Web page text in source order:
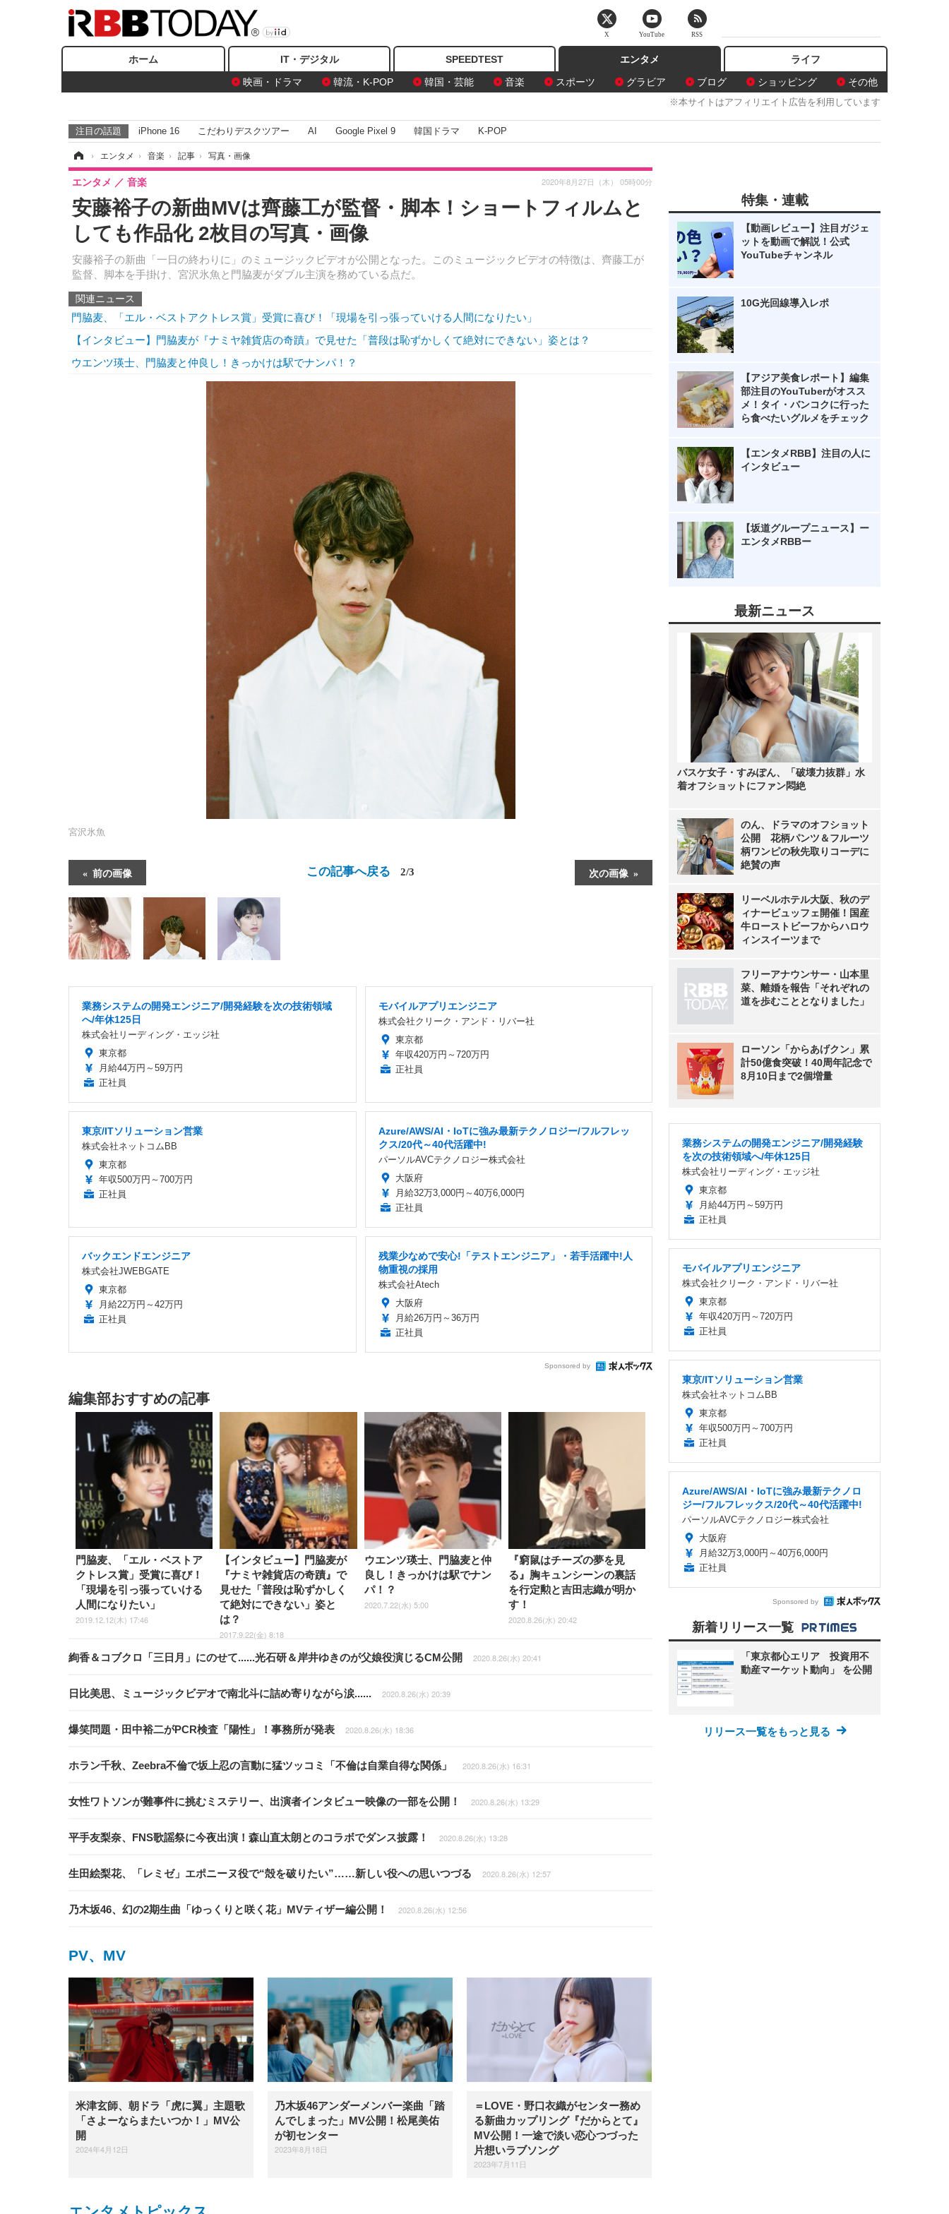
ホーム IT・デジタル SPEEDTEST
エンタメ
映画・ドラマ
韓流・K-POP 韓国・芸能 音楽 スポーツ グラビア ブログ ショッピング その他
ライフ
※本サイトはアフィリエイト広告を利用しています
注目の話題 iPhone 16 こだわりデスクツアー AI Google Pixel 9 韓国ドラマ K-POP
› エンタメ › 音楽 › 記事 › 写真・画像
安藤裕子の新曲MVは齊藤工が監督・脚本！ショートフィルムと
しても作品化 2枚目の写真・画像
安藤裕子の新曲「一日の終わりに」のミュージックビデオが公開となった。このミュージックビデオの特徴は、齊藤工が
監督、脚本を手掛け、宮沢氷魚と門脇麦がダブル主演を務めている点だ。
エンタメ 音楽 2020年8月27日（木） 05時00分
関連ニュース
門脇麦、「エル・ベストアクトレス賞」受賞に喜び！「現場を引っ張っていける人間になりたい」
【インタビュー】門脇麦が『ナミヤ雑貨店の奇蹟』で見せた「普段は恥ずかしくて絶対にできない」姿とは？
ウエンツ瑛士、門脇麦と仲良し！きっかけは駅でナンパ！？
宮沢氷魚
前の画像 次の画像
この記事へ戻る 2/3
業務システムの開発エンジニア/開発経験を次の技術領域
へ/年休125日
株式会社リーディング・エッジ社
東京都
月給44万円～59万円
正社員
モバイルアプリエンジニア
株式会社クリーク・アンド・リバー社
東京都
年収420万円～720万円
正社員
東京/ITソリューション営業
株式会社ネットコムBB
東京都
年収500万円～700万円
正社員
Azure/AWS/AI・IoTに強み最新テクノロジー/フルフレッ
クス/20代～40代活躍中!
パーソルAVCテクノロジー株式会社
大阪府
月給32万3,000円～40万6,000円
正社員
バックエンドエンジニア
株式会社JWEBGATE
東京都
月給22万円～42万円
正社員
残業少なめで安心!「テストエンジニア」・若手活躍中!人
物重視の採用
株式会社Atech
大阪府
月給26万円～36万円
正社員
Sponsored by
編集部おすすめの記事
門脇麦、「エル・ベストア
クトレス賞」受賞に喜び！
「現場を引っ張っていける
人間になりたい」
2019.12.12(木) 17:46
【インタビュー】門脇麦が
『ナミヤ雑貨店の奇蹟』で
見せた「普段は恥ずかしく
て絶対にできない」姿と
は？
2017.9.22(金) 8:18
ウエンツ瑛士、門脇麦と仲
良し！きっかけは駅でナン
パ！？
2020.7.22(水) 5:00
『窮鼠はチーズの夢を見
る』胸キュンシーンの裏話
を行定勲と吉田志織が明か
す！
2020.8.26(水) 20:42
絢香＆コブクロ「三日月」にのせて......光石研＆岸井ゆきのが父娘役演じるCM公開 2020.8.26(水) 20:41
日比美思、ミュージックビデオで南北斗に詰め寄りながら涙...... 2020.8.26(水) 20:39
爆笑問題・田中裕二がPCR検査「陽性」！事務所が発表 2020.8.26(水) 18:36
ホラン千秋、Zeebra不倫で坂上忍の言動に猛ツッコミ「不倫は自業自得な関係」 2020.8.26(水) 16:31
女性ワトソンが難事件に挑むミステリー、出演者インタビュー映像の一部を公開！ 2020.8.26(水) 13:29
平手友梨奈、FNS歌謡祭に今夜出演！森山直太朗とのコラボでダンス披露！ 2020.8.26(水) 13:28
生田絵梨花、「レミゼ」エポニーヌ役で“殻を破りたい”……新しい役への思いつづる 2020.8.26(水) 12:57
乃木坂46、幻の2期生曲「ゆっくりと咲く花」MVティザー編公開！ 2020.8.26(水) 12:56
PV、MV
米津玄師、朝ドラ「虎に翼」主題歌
「さよーならまたいつか！」MV公
開
2024年4月12日
乃木坂46アンダーメンバー楽曲「踏
んでしまった」MV公開！松尾美佑
が初センター
2023年8月18日
＝LOVE・野口衣織がセンター務め
る新曲カップリング『だからとて』
MV公開！一途で淡い恋心つづった
片想いラブソング
2023年7月11日
特集・連載
【動画レビュー】注目ガジェ
ットを動画で解説！公式
YouTubeチャンネル
10G光回線導入レポ
【アジア美食レポート】編集
部注目のYouTuberがオスス
メ！タイ・バンコクに行った
ら食べたいグルメをチェック
【エンタメRBB】注目の人に
インタビュー
【坂道グループニュース】ー
エンタメRBBー
最新ニュース
バスケ女子・すみぽん、「破壊力抜群」水
着オフショットにファン悶絶
のん、ドラマのオフショット
公開 花柄パンツ＆フルーツ
柄ワンピの秋先取りコーデに
絶賛の声
リーベルホテル大阪、秋のデ
ィナービュッフェ開催！国産
牛ローストビーフからハロウ
ィンスイーツまで
フリーアナウンサー・山本里
菜、離婚を報告「それぞれの
道を歩むこととなりました」
ローソン「からあげクン」累
計50億食突破！40周年記念で
8月10日まで2個増量
業務システムの開発エンジニア/開発経験
を次の技術領域へ/年休125日
株式会社リーディング・エッジ社
東京都
月給44万円～59万円
正社員
モバイルアプリエンジニア
株式会社クリーク・アンド・リバー社
東京都
年収420万円～720万円
正社員
東京/ITソリューション営業
株式会社ネットコムBB
東京都
年収500万円～700万円
正社員
Azure/AWS/AI・IoTに強み最新テクノロ
ジー/フルフレックス/20代～40代活躍中!
パーソルAVCテクノロジー株式会社
大阪府
月給32万3,000円～40万6,000円
正社員
Sponsored by
新着リリース一覧
「東京都心エリア 投資用不
動産マーケット動向」 を公開
リリース一覧をもっと見る
X YouTube RSS